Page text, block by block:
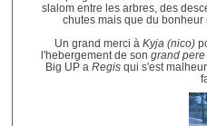
slalom entre les arbres, des
chutes mais que du
Un grand merci à Kyja (nico)
l'hebergement de son grand pere
Big UP a Regis qui s'est